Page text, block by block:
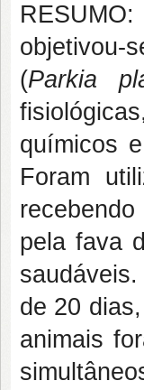
RESUMO:
(Parkia
químicos
Foram
pela fava
de 20
animais